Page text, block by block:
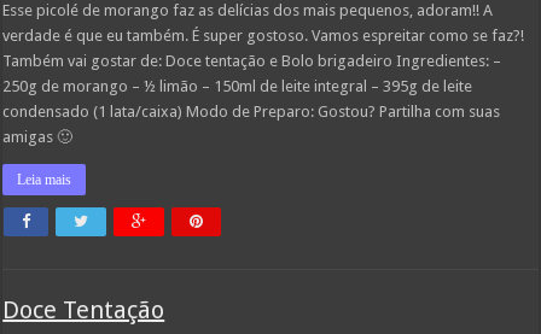
Morango
Esse picolé de morango faz as delícias dos mais pequenos, adoram!! A
verdade é que eu também. É super gostoso. Vamos espreitar como se faz?!
Também vai gostar de: Doce tentação e Bolo brigadeiro Ingredientes: –
250g de morango – ½ limão – 150ml de leite integral – 395g de leite
condensado (1 lata/caixa) Modo de Preparo: Gostou? Partilha com suas
amigas 🙂
Leia mais
Doce Tentação